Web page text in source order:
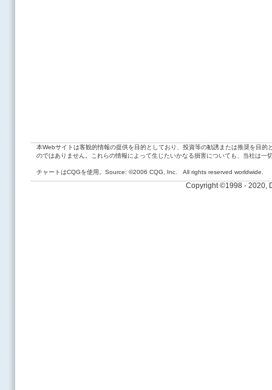
本Webサイトは客観的情報の提供を目的としており、投資等の勧誘または推奨を目
のではありません。これらの情報によって生じたいかなる損害についても、当社は一
チャートはCQGを使用。Source: ©2006 CQG, Inc. All rights reserved worldwide.
Copyright ©1998 - 2020,